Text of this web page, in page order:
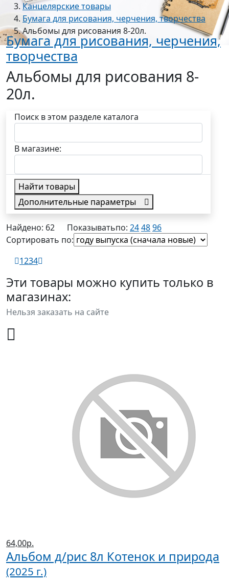
Канцелярские товары
Бумага для рисования, черчения, творчества
Альбомы для рисования 8-20л.
Бумага для рисования, черчения,
творчества
Альбомы для рисования 8-
20л.
Поиск в этом разделе каталога
В магазине:
Найти товары
Дополнительные параметры
Найдено: 62 Показыватьпо: 244896
Сортировать по:
1234
Эти товары можно купить только в
магазинах:
Нельзя заказать на сайте
64,00р.
Альбом д/рис 8л Котенок и природа
(2025 г.)